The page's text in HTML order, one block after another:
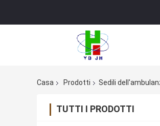
Casa Prodotti Sedili
TUTTI I PRODOTTI